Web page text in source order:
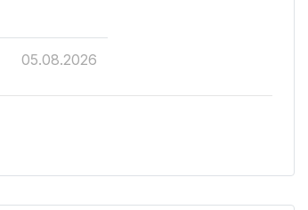
05.08.2026